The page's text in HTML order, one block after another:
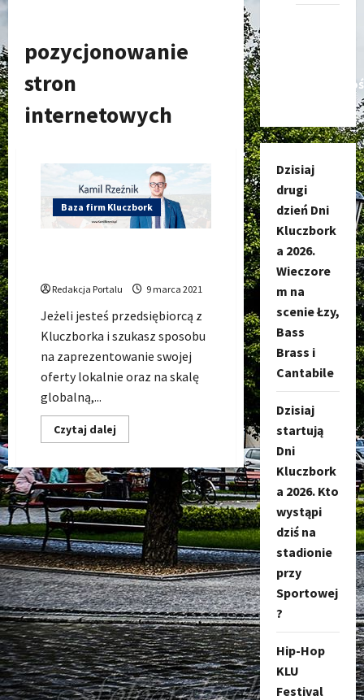
pozycjonowanie
stron
internetowych
Baza firm Kluczbork
Redakcja Portalu 9 marca 2021
Jeżeli jesteś przedsiębiorcą z
Kluczborka i szukasz sposobu
na zaprezentowanie swojej
oferty lokalnie oraz na skalę
globalną,...
Czytaj dalej
się
Kamil
Rzeźnik
Digital
Marketing
Dzisiaj
drugi
dzień Dni
Kluczbork
a 2026.
Wieczore
m na
scenie Łzy,
Bass
Brass i
Cantabile
Dzisiaj
startują
Dni
Kluczbork
a 2026. Kto
wystąpi
dziś na
stadionie
przy
Sportowej
?
Hip-Hop
KLU
Festival